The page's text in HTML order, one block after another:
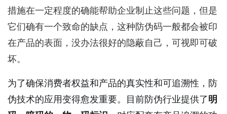
措施在一定程度的确能帮助企业制止这些问题，但是
它们确有一个致命的缺点，这种防伪码一般都会被印
在产品的表面，没办法很好的隐蔽自己，可视即可破
坏。
为了确保消费者权益和产品的真实性和可追溯性，防
伪技术的应用变得愈发重要。目前防伪行业提供了明